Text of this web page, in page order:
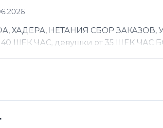
НЕТАНИЯ СБОР ЗАКАЗОВ,
40 ШЕК ЧАС, девушки от 35 ШЕК ЧАС